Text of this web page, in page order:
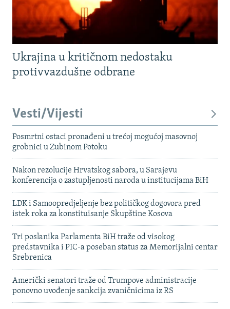
Ukrajina u kritičnom nedostaku
protivvazdušne odbrane
Vesti/Vijesti
Posmrtni ostaci pronađeni u trećoj mogućoj masovnoj
grobnici u Zubinom Potoku
Nakon rezolucije Hrvatskog sabora, u Sarajevu
konferencija o zastupljenosti naroda u institucijama BiH
LDK i Samoopredjeljenje bez političkog dogovora pred
istek roka za konstituisanje Skupštine Kosova
Tri poslanika Parlamenta BiH traže od visokog
predstavnika i PIC-a poseban status za Memorijalni centar
Srebrenica
Američki senatori traže od Trumpove administracije
ponovno uvođenje sankcija zvaničnicima iz RS